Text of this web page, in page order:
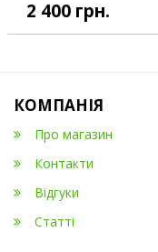
2 400 грн.
КОМПАНІЯ
Про магазин
Контакти
Відгуки
Статті